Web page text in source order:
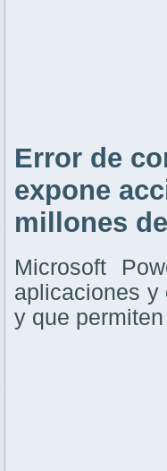
Error de
expone
millones
Microsoft
aplicaciones y
y que